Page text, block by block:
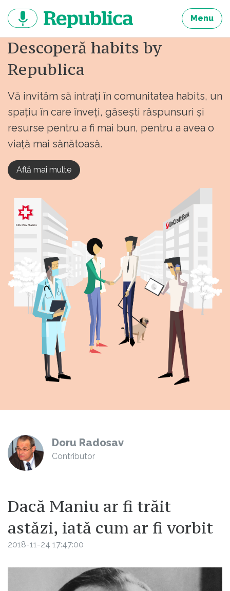
continut
Menu
Descoperă habits by
Republica
Vă invităm să intrați în comunitatea habits, un
spațiu în care înveți, găsești răspunsuri și
resurse pentru a fi mai bun, pentru a avea o
viață mai sănătoasă.
Află mai multe
Doru Radosav
Contributor
Dacă Maniu ar fi trăit
astăzi, iată cum ar fi vorbit
2018-11-24 17:47:00